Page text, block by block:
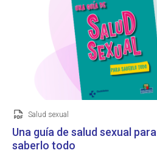
Documento
Salud sexual
Una guía de salud sexual para
saberlo todo